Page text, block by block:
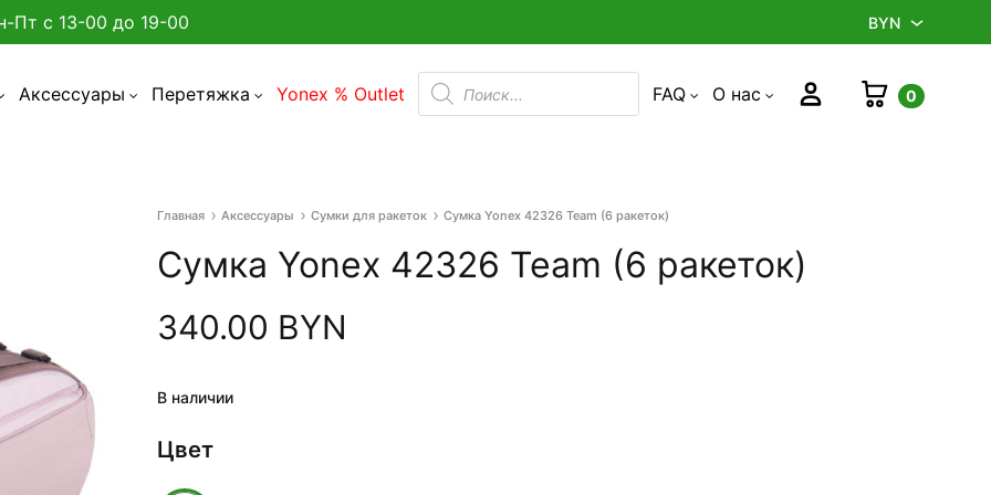
Пт с 13-00 до 19-00 BYN
Аксессуары Перетяжка Yonex % Outlet
Поиск
товаров
FAQ О нас Войти Корзина
0
Главная Аксессуары Сумки для ракеток Сумка Yonex 42326 Team (6 ракеток)
Сумка Yonex 42326 Team (6 ракеток)
340.00 BYN
В наличии
Цвет